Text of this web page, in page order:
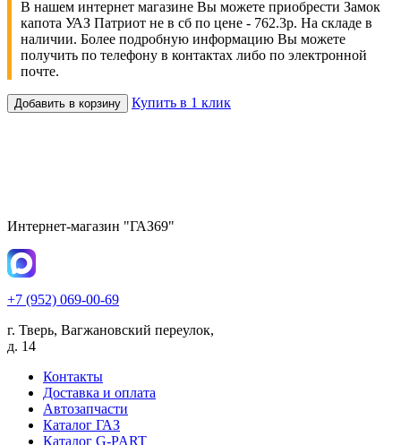
В нашем интернет магазине Вы можете приобрести Замок
капота УАЗ Патриот не в сб по цене - 762.3р. На складе в
наличии. Более подробную информацию Вы можете
получить по телефону в контактах либо по электронной
почте.
Добавить в корзину Купить в 1 клик
Интернет-магазин "ГАЗ69"
+7 (952) 069-00-69
г. Тверь, Вагжановский переулок,
д. 14
Контакты
Доставка и оплата
Автозапчасти
Каталог ГАЗ
Каталог G-PART